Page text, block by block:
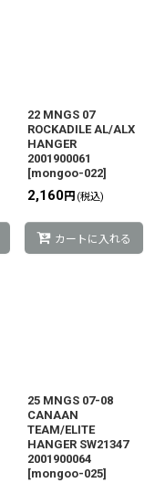
22 MNGS 07
ROCKADILE AL/ALX
HANGER
2001900061
[mongoo-022]
2,160円 (税込)
カートに入れる
25 MNGS 07-08
CANAAN
TEAM/ELITE
HANGER SW21347
2001900064
[mongoo-025]